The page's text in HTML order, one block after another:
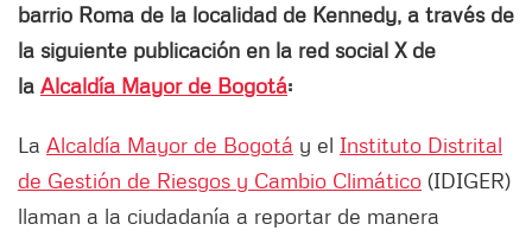
barrio Roma de la localidad de Kennedy, a través de
la siguiente publicación en la red social X de
la Alcaldía Mayor de Bogotá:
La Alcaldía Mayor de Bogotá y el Instituto Distrital
de Gestión de Riesgos y Cambio Climático (IDIGER)
llaman a la ciudadanía a reportar de manera